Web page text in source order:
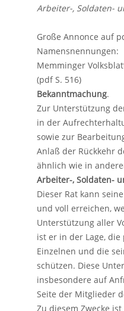
Arbeiter-, Soldaten-
Große Annonce auf
Namensnennungen:
Memminger
(pdf S. 516)
Bekanntmachung.
Zur Unterstützung
in der
sowie zur
Anlaß der Rückkehr
ähnlich wie in
Arbeiter-, Soldaten-
Dieser Rat kann
und voll erreichen,
Unterstützung aller
ist er in der Lage,
Einzelnen und die
schützen. Diese
insbesondere auf
Seite der Mitglieder
Zu diesem Zwecke